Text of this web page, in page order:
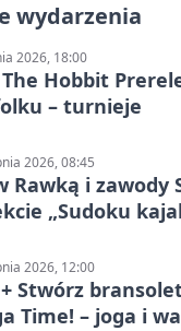
wydarzenia
2026, 18:00
The Hobbit
– turnieje
2026, 08:45
Rawką i zawody
„Sudoku
2026, 12:00
+ Stwórz
Time! – joga i